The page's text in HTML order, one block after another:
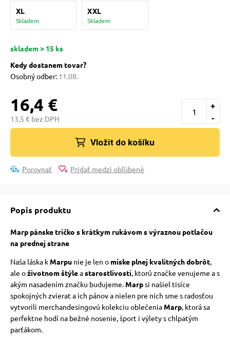
poukazy
podložky
poukazy
XL
Skladem
XXL
Skladem
skladem > 15 ks
Kedy dostanem tovar?
Osobný odber: 11.08.
16,4 €
13,5 € bez DPH -
+
Vložit do košíku
Porovnať Pridať medzi obľúbené
Popis produktu
Marp pánske tričko s krátkym rukávom s výraznou potlačou
na prednej strane
Naša láska k Marpunie je len o miske plnej kvalitných dobrôt,
ale oživotnom štýleastarostlivosti, ktorú značke venujeme a s
akým nasadením značku budujeme. Marpsi našiel tisíce
spokojných zvierat a ich pánov a nielen pre nich sme s radosťou
vytvorili merchandesingovú kolekciu oblečenia Marp, ktorá sa
perfektne hodí na bežné nosenie, šport i výlety s chlpatým
parťákom.